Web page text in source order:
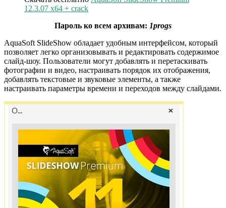
12.3.07 x64 + crack
Пароль ко всем архивам: 1progs
AquaSoft SlideShow обладает удобным интерфейсом, который
позволяет легко организовывать и редактировать содержимое
слайд-шоу. Пользователи могут добавлять и перетаскивать
фотографии и видео, настраивать порядок их отображения,
добавлять текстовые и звуковые элементы, а также
настраивать параметры времени и переходов между слайдами.